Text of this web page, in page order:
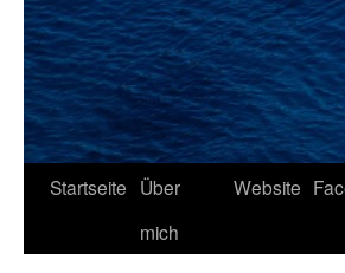
Zum
Startseite Über
mich
Website